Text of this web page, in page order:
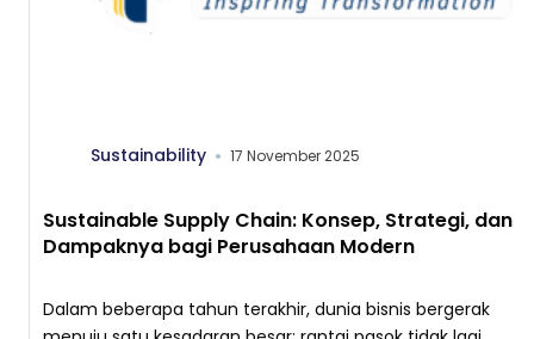
Sustainability 17 November 2025
Sustainable Supply Chain: Konsep, Strategi, dan
Dampaknya bagi Perusahaan Modern
Dalam beberapa tahun terakhir, dunia bisnis bergerak